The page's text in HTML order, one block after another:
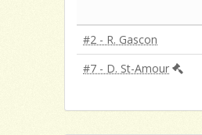
#2 - R. Gascon
#7 - D. St-Amour